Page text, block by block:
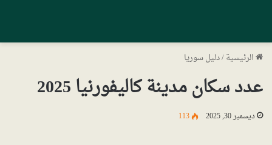
الرئيسية/دليل سوريا
عدد سكان مدينة كاليفورنيا 2025
ديسمبر 30, 2025 113